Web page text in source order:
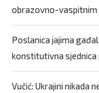
obrazovno-vaspitnim
Poslanica jajima
konstitutivna
Vučić: Ukrajini nikada